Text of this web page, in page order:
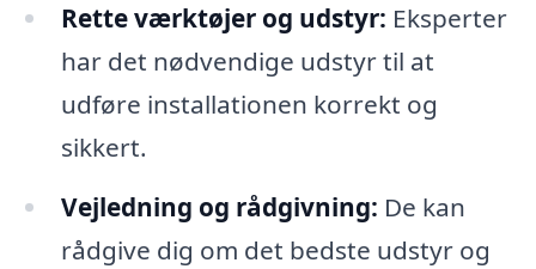
Rette værktøjer og udstyr: Eksperter
har det nødvendige udstyr til at
udføre installationen korrekt og
sikkert.
Vejledning og rådgivning: De kan
rådgive dig om det bedste udstyr og